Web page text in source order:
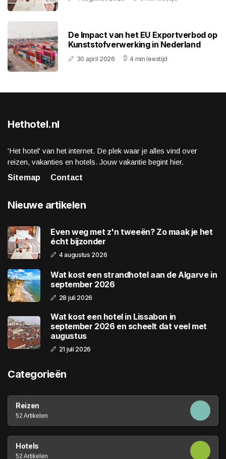
De Impact van het EU Exportverbod op
Kunststofverwerking in Nederland
30 april 2026 4 min leestijd
Hethotel.nl
'Het hotel' van het internet. De plek waar je alles vind over
reizen, vakanties en hotels. Jouw vakantie begint hier.
Sitemap
Contact
Nieuwe artikelen
Even weg met z'n tweeën? Zo maak je het
écht bijzonder
4 augustus 2026
Wat kost een strandhotel aan de Algarve in
september 2026
28 juli 2026
Wat kost een hotel in Lissabon in
september 2026 en scheelt dat veel met
augustus
21 juli 2026
Categorieën
Reizen
52 Artikelen
Hotels
52 Artikelen